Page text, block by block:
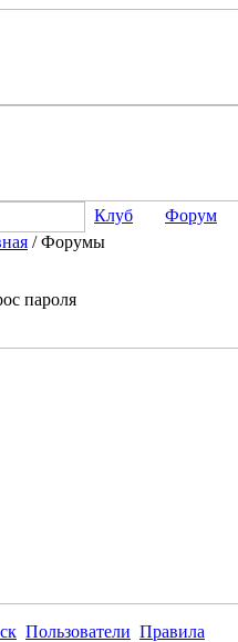
Клуб
Форум
/Форумы
пароля
Пользователи Правила